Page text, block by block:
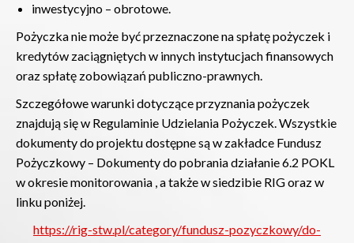
inwestycyjno – obrotowe.
Pożyczka nie może być przeznaczone na spłatę pożyczek i
kredytów zaciągniętych w innych instytucjach finansowych
oraz spłatę zobowiązań publiczno-prawnych.
Szczegółowe warunki dotyczące przyznania pożyczek
znajdują się w Regulaminie Udzielania Pożyczek. Wszystkie
dokumenty do projektu dostępne są w zakładce Fundusz
Pożyczkowy – Dokumenty do pobrania działanie 6.2 POKL
w okresie monitorowania , a także w siedzibie RIG oraz w
linku poniżej.
https://rig-stw.pl/category/fundusz-pozyczkowy/do-